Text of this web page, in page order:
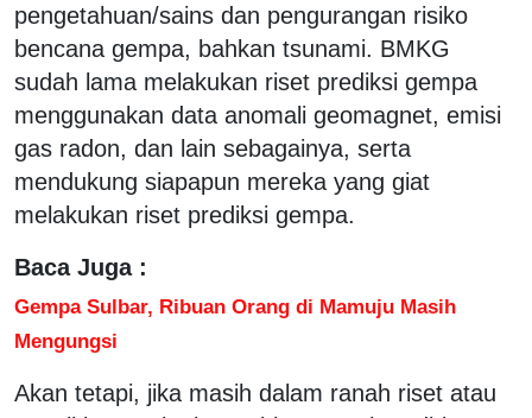
pengetahuan/sains dan pengurangan risiko
bencana gempa, bahkan tsunami. BMKG
sudah lama melakukan riset prediksi gempa
menggunakan data anomali geomagnet, emisi
gas radon, dan lain sebagainya, serta
mendukung siapapun mereka yang giat
melakukan riset prediksi gempa.
Baca Juga :
Gempa Sulbar, Ribuan Orang di Mamuju Masih
Mengungsi
Akan tetapi, jika masih dalam ranah riset atau